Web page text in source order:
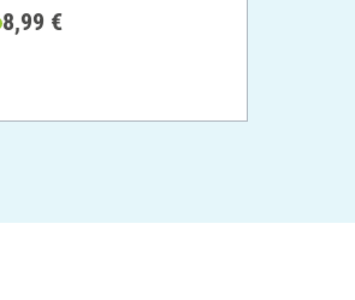
8,99 €